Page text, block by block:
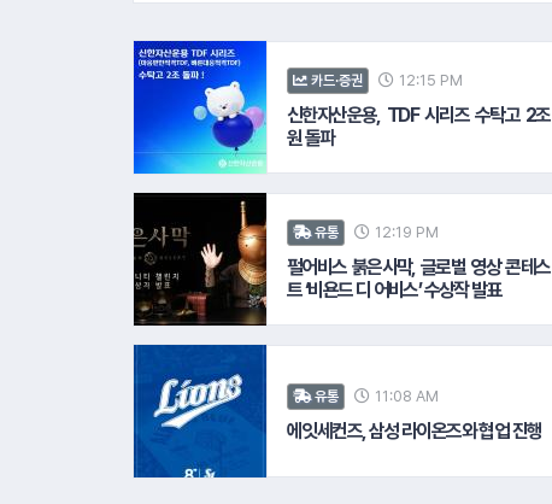
카드·증권 12:15 PM
신한자산운용, TDF 시리즈 수탁고 2조
원 돌파
유통 12:19 PM
펄어비스 붉은사막, 글로벌 영상 콘테스
트 ‘비욘드 디 어비스’ 수상작 발표
유통 11:08 AM
에잇세컨즈, 삼성 라이온즈와 협업 진행